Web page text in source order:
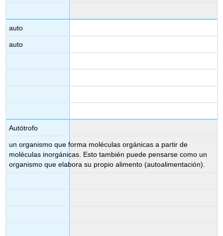
auto
auto
Autótrofo
un organismo que forma moléculas orgánicas a partir de
moléculas inorgánicas. Esto también puede pensarse como un
organismo que elabora su propio alimento (autoalimentación).